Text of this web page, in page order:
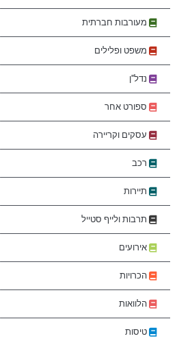
מעורבות חברתית
משפט ופלילים
נדל"ן
ספורט אחר
עסקים וקריירה
רכב
תיירות
תרבות ולייף סטייל
אירועים
הכרויות
הלוואות
טיסות